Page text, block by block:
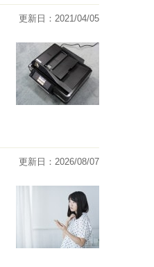
更新日：2021/04/05
更新日：2026/08/07